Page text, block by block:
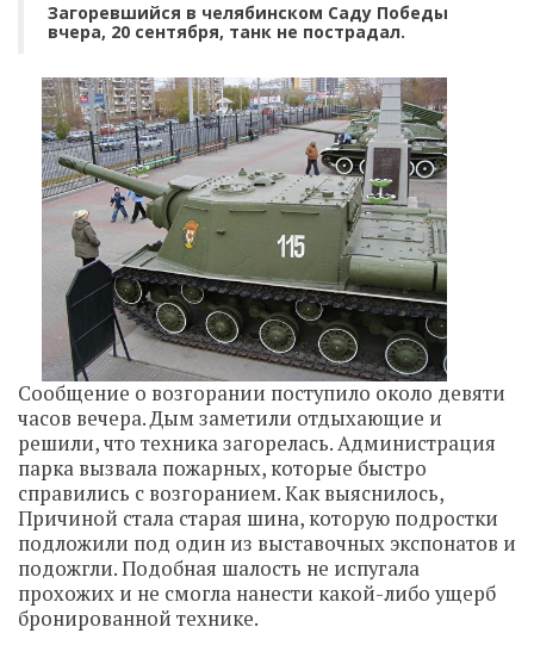
Загоревшийся в челябинском Саду Победы
вчера, 20 сентября, танк не пострадал.
Сообщение о возгорании поступило около девяти
часов вечера. Дым заметили отдыхающие и
решили, что техника загорелась. Администрация
парка вызвала пожарных, которые быстро
справились с возгоранием.Как выяснилось,
Причиной стала старая шина, которую подростки
подложили под один из выставочных экспонатов и
подожгли.Подобная шалость не испугала
прохожих и не смогла нанести какой-либо ущерб
бронированной технике.